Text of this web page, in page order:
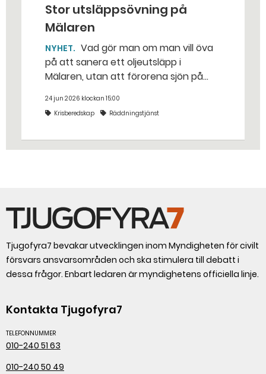
Stor utsläppsövning på
Mälaren
NYHET
på att sanera ett oljeutsläpp i
Mälaren, utan att förorena sjön på
stället. Det gjorde räddningstjänsten i
Eskilstuna – tio kubikmeter närmare
24 jun 2026 klockan 15:00
Krisberedskap
Räddningstjänst
Tjugofyra7 bevakar utvecklingen inom Myndigheten för civilt
försvars ansvarsområden och ska stimulera till debatt i
dessa frågor. Enbart ledaren är myndighetens officiella linje.
Kontakta Tjugofyra7
TELEFONNUMMER
010-240 51 63
010-240 50 49